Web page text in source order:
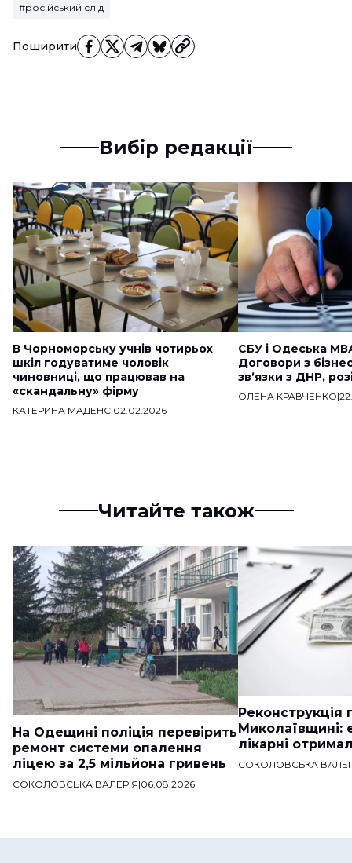
Поширити
#російський слід
Вибір редакції
В Чорноморську учнів чотирьох
шкіл годуватиме чоловік
чиновниці, що працював на
«скандальну» фірму
КАТЕРИНА МАДЕНС|02.02.2026
СБУ і Одеська
Договори з
звʼязки з ДНР,
ОЛЕНА КРАВЧЕНКО|
Читайте також
На Одещині поліція перевірить
ремонт системи опалення
ліцею за 2,5 мільйона гривень
СОКОЛОВСЬКА ВАЛЕРІЯ|06.08.2026
Реконструкція
Миколаївщині:
лікарні
СОКОЛОВСЬКА